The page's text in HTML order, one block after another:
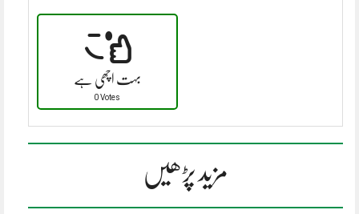
بہت اچھی ہے
0 Votes
مزید پڑھیں